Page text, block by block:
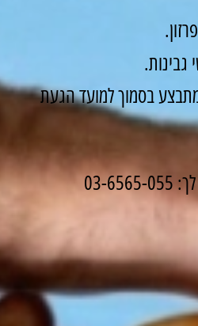
גבינות.
בסמוך למועד הגעת
055